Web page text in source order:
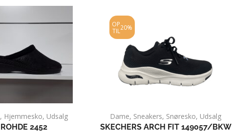
, Hjemmesko, Udsalg
ROHDE 2452
OP
TIL 20%
Dame, Sneakers, Snøresko, Udsalg
SKECHERS ARCH FIT 149057/BKW